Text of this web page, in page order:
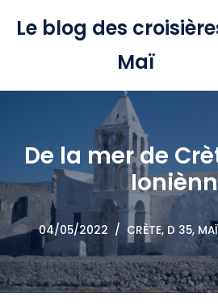
Le blog des
Maï
De la mer de
04/05/2022 CRÈTE, D 35,